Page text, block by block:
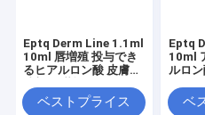
Eptq Derm Line 1.1ml
10ml 唇増殖 投与でき
るヒアルロン酸 皮膚充
ベストプライス
Eptq
10ml
ルロ
ェクタ
唇満杯
ベ